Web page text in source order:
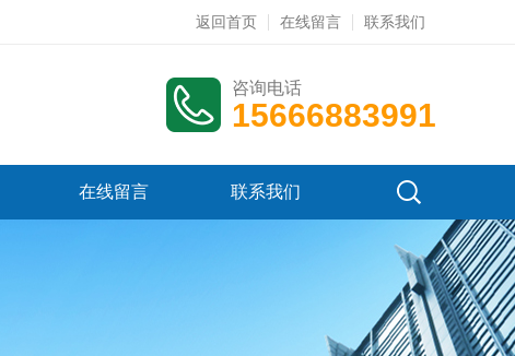
返回首页 在线留言 联系我们
咨询电话
15666883991
在线留言 联系我们